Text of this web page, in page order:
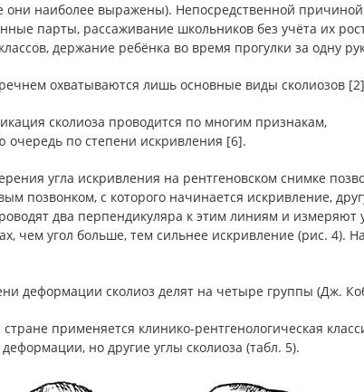
они наиболее выражены). Непосредственной
парты, рассаживание школьников без учёта их
держание ребёнка во время прогулки за одну
охватываются лишь основные виды сколиозов
сколиоза проводится по многим признакам,
очередь по степени искривления [6].
угла искривления на рентгеновском снимке
позвонком, с которого начинается искривление,
два перпендикуляра к этим линиям и
чем угол больше, тем сильнее искривление (рис. 4).
деформации сколиоз делят на четыре группы (Дж.
применяется клинико-рентгенологическая
но другие углы сколиоза (табл. 5).